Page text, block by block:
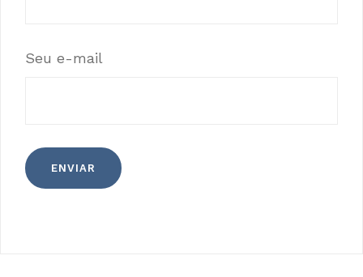
Seu e-mail